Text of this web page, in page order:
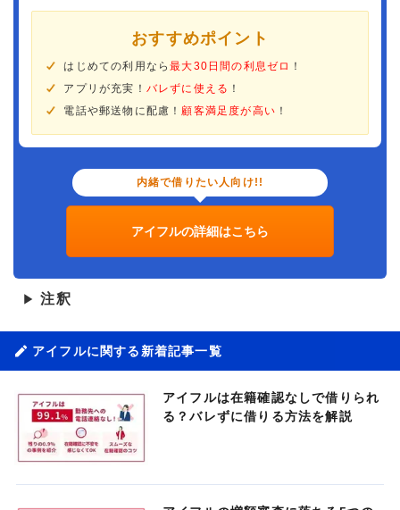
おすすめポイント
はじめての利用なら最大30日間の利息ゼロ ！
アプリが充実！ バレずに使える ！
電話や郵送物に配慮！ 顧客満足度が高い ！
内緒で借りたい人向け!!
アイフルの詳細はこちら
▶ 注釈
アイフルに関する新着記事一覧
アイフルは在籍確認なしで借りられ
る？バレずに借りる方法を解説